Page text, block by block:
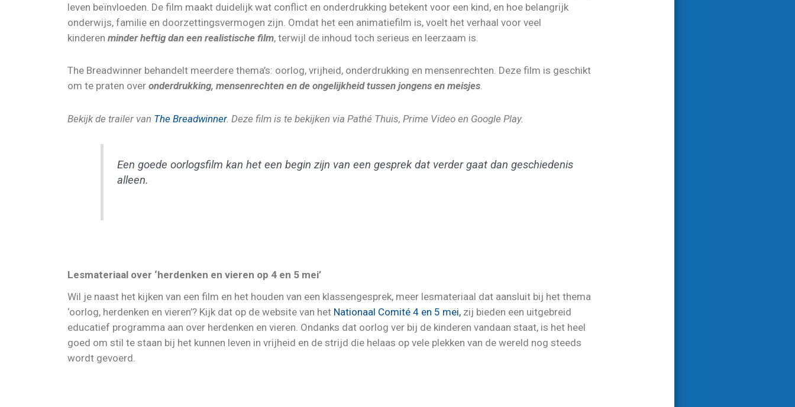
leven beïnvloeden. De film maakt duidelijk wat conflict en onderdrukking betekent voor een kind, en hoe belangrijk
onderwijs, familie en doorzettingsvermogen zijn. Omdat het een animatiefilm is, voelt het verhaal voor veel
kinderen minder heftig dan een realistische film, terwijl de inhoud toch serieus en leerzaam is.
The Breadwinner behandelt meerdere thema’s: oorlog, vrijheid, onderdrukking en mensenrechten. Deze film is geschikt
om te praten over onderdrukking, mensenrechten en de ongelijkheid tussen jongens en meisjes.
Bekijk de trailer van The Breadwinner. Deze film is te bekijken via Pathé Thuis, Prime Video en Google Play.
Een goede oorlogsfilm kan het een begin zijn van een gesprek dat verder gaat dan geschiedenis
alleen.
Lesmateriaal over ‘herdenken en vieren op 4 en 5 mei’
Wil je naast het kijken van een film en het houden van een klassengesprek, meer lesmateriaal dat aansluit bij het thema
‘oorlog, herdenken en vieren’? Kijk dat op de website van het Nationaal Comité 4 en 5 mei, zij bieden een uitgebreid
educatief programma aan over herdenken en vieren. Ondanks dat oorlog ver bij de kinderen vandaan staat, is het heel
goed om stil te staan bij het kunnen leven in vrijheid en de strijd die helaas op vele plekken van de wereld nog steeds
wordt gevoerd.